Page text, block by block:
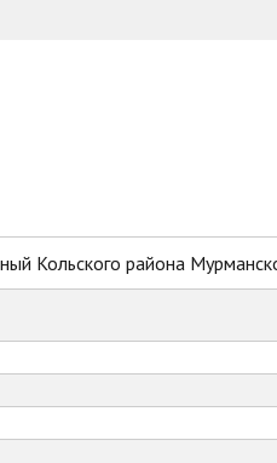
Кольского района